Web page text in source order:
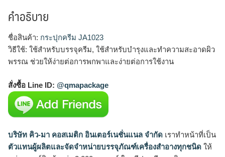
คำอธิบาย
ชื่อสินค้า: กระปุกครีม JA1023
วิธีใช้: ใช้สำหรับบรรจุครีม, ใช้สำหรับบำรุงและทำความสะอาดผิว
พรรณ ช่วยให้ง่ายต่อการพกพาและง่ายต่อการใช้งาน
สั่งซื้อ Line ID: @qmapackage
บริษัท คิว-มา คอสเมติก อินเตอร์เนชั่นแนล จำกัด เราทำหน้าที่เป็น
ตัวแทนผู้ผลิตและจัดจำหน่ายบรรจุภัณฑ์เครื่องสำอางทุกชนิด ให้